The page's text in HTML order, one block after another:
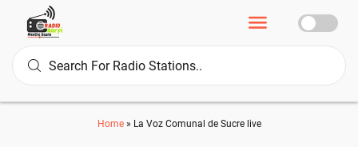
Home» La Voz Comunal de Sucre live